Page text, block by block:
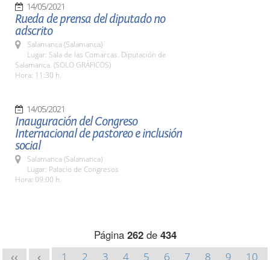
14/05/2021
Rueda de prensa del diputado no
adscrito
Salamanca (Salamanca)
Lugar: Sala de las Comarcas. Diputación de
Salamanca. (SOLO GRÁFICOS)
Hora: 11:30 h.
14/05/2021
Inauguración del Congreso
Internacional de pastoreo e inclusión
social
Salamanca (Salamanca)
Lugar: Palacio de Congresos
Hora: 09:00 h.
Página 262de 434
<< < 1 2 3 4 5 6 7 8 9
10